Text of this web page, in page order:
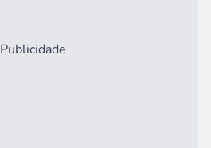
Publicidade